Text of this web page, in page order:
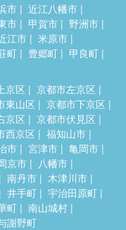
市
近江八幡市
市 甲賀市
野洲市
江市
米原市
町 豊郷町
甲良町
京区
京都市左京区
東山区
京都市下京区
京区
京都市伏見区
西京区
福知山市
市 宮津市
亀岡市
京市
八幡市
南丹市
木津川市
井手町
宇治田原町
町
南山城村
謝野町